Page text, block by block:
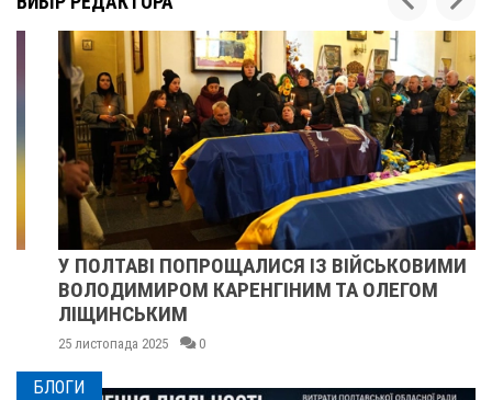
У ПОЛТАВІ ПОПРОЩАЛИСЯ ІЗ ВІЙСЬКОВИМИ
ВОЛОДИМИРОМ КАРЕНГІНИМ ТА ОЛЕГОМ
ЛІЩИНСЬКИМ
25 листопада 2025 0
БЛОГИ